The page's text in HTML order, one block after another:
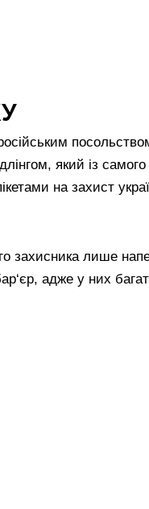
який із
на захист
захисника лише
адже у них